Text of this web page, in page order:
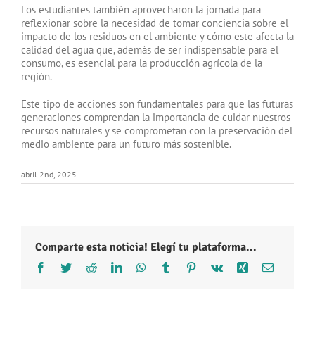
Los estudiantes también aprovecharon la jornada para
reflexionar sobre la necesidad de tomar conciencia sobre el
impacto de los residuos en el ambiente y cómo este afecta la
calidad del agua que, además de ser indispensable para el
consumo, es esencial para la producción agrícola de la
región.
Este tipo de acciones son fundamentales para que las futuras
generaciones comprendan la importancia de cuidar nuestros
recursos naturales y se comprometan con la preservación del
medio ambiente para un futuro más sostenible.
abril 2nd, 2025
Comparte esta noticia! Elegí tu plataforma...
Facebook
TwitterRedditLinkedInWhatsApp
Tumblr Pinterest
Vk Xing Correo